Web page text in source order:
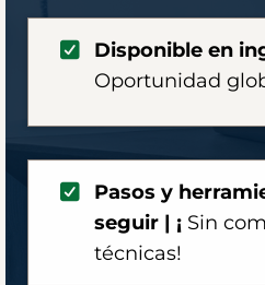
Disponible en
Oportunidad
Pasos y
seguir | ¡ Sin
técnicas!